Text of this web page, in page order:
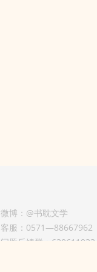
微博：@书耽文学
客服：0571—88667962
问题反馈群：630611933